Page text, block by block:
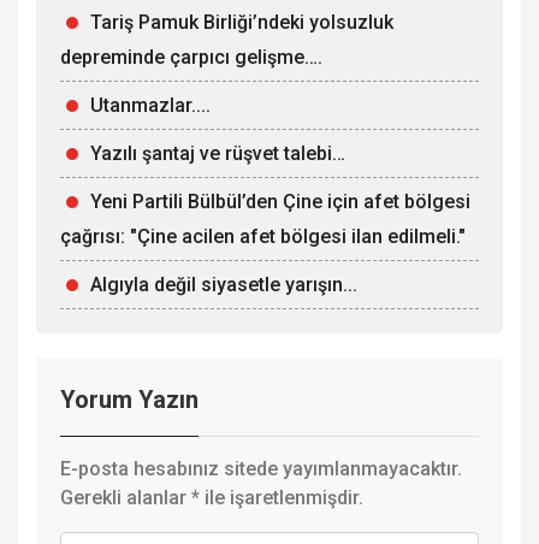
Tariş Pamuk Birliği’ndeki yolsuzluk
depreminde çarpıcı gelişme….
Utanmazlar....
Yazılı şantaj ve rüşvet talebi…
Yeni Partili Bülbül’den Çine için afet bölgesi
çağrısı: "Çine acilen afet bölgesi ilan edilmeli."
Algıyla değil siyasetle yarışın...
Yorum Yazın
E-posta hesabınız sitede yayımlanmayacaktır.
Gerekli alanlar * ile işaretlenmişdir.